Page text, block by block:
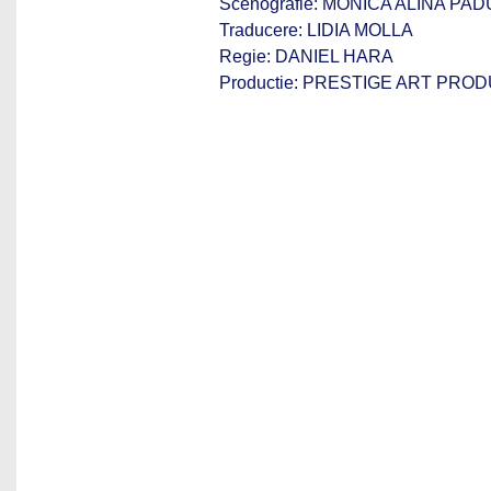
Traducere: LIDIA MOLLA
Regie: DANIEL HARA
Productie: PRESTIGE ART